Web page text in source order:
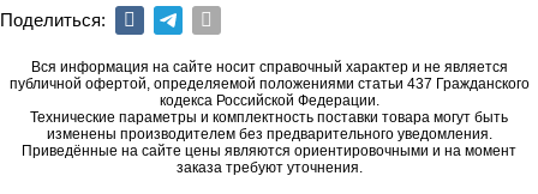
Поделиться:
Вся информация на сайте носит справочный характер и не является
публичной офертой, определяемой положениями статьи 437 Гражданского
кодекса Российской Федерации.
Технические параметры и комплектность поставки товара могут быть
изменены производителем без предварительного уведомления.
Приведённые на сайте цены являются ориентировочными и на момент
заказа требуют уточнения.